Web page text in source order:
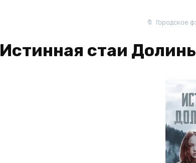
Городское
Истинная стаи